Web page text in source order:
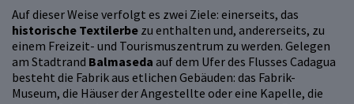
Auf dieser Weise verfolgt es zwei Ziele: einerseits, das
historische Textilerbe zu enthalten und, andererseits, zu
einem Freizeit- und Tourismuszentrum zu werden. Gelegen
am Stadtrand Balmaseda auf dem Ufer des Flusses Cadagua
besteht die Fabrik aus etlichen Gebäuden: das Fabrik-
Museum, die Häuser der Angestellte oder eine Kapelle, die